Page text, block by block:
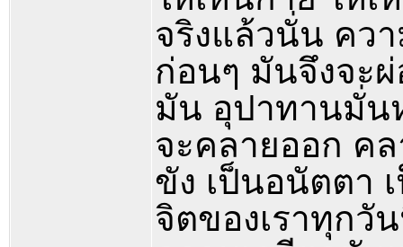
จริงแล้วนั่น คว
ก่อนๆ มันจึงจะ
มัน อุปาทานมั่น
จะคลายออก ค
ขัง เป็นอนัตตา
จิตของเราทุก